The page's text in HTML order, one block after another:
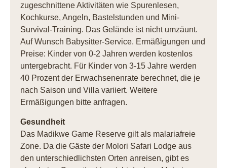
zugeschnittene Aktivitäten wie Spurenlesen,
Kochkurse, Angeln, Bastelstunden und Mini-
Survival-Training. Das Gelände ist nicht umzäunt.
Auf Wunsch Babysitter-Service. Ermäßigungen und
Preise: Kinder von 0-2 Jahren werden kostenlos
untergebracht. Für Kinder von 3-15 Jahre werden
40 Prozent der Erwachsenenrate berechnet, die je
nach Saison und Villa variiert. Weitere
Ermäßigungen bitte anfragen.
Gesundheit
Das Madikwe Game Reserve gilt als malariafreie
Zone. Da die Gäste der Molori Safari Lodge aus
den unterschiedlichsten Orten anreisen, gibt es